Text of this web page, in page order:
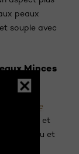
peaux
souple avec
Minces
Wrinkle
répare et
peau et
cette